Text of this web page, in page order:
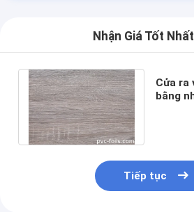
Nhận Giá Tốt
Cửa
bằng
Tiếp tục